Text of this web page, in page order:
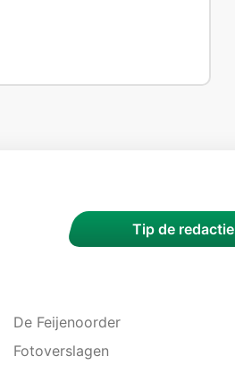
Tip de redactie
De Feijenoorder
Fotoverslagen